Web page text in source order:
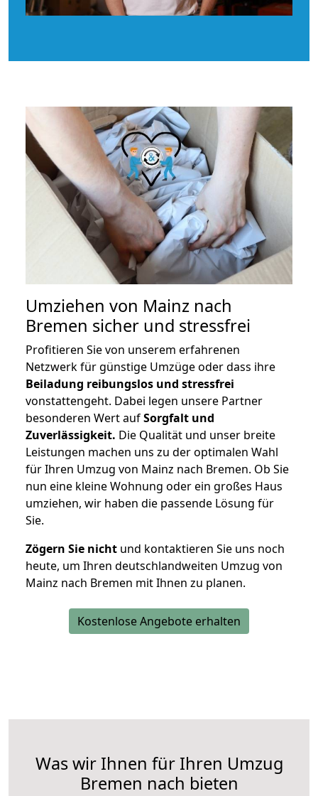
Umziehen von Mainz nach
Bremen sicher und stressfrei
Profitieren Sie von unserem erfahrenen
Netzwerk für günstige Umzüge oder dass ihre
Beiladung reibungslos und stressfrei
vonstattengeht. Dabei legen unsere Partner
besonderen Wert aufSorgfalt und
Zuverlässigkeit. Die Qualität und unser breite
Leistungen machen uns zu der optimalen Wahl
für Ihren Umzug von Mainz nach Bremen. Ob Sie
nun eine kleine Wohnung oder ein großes Haus
umziehen, wir haben die passende Lösung für
Sie.
Zögern Sie nicht und kontaktieren Sie uns noch
heute, um Ihren deutschlandweiten Umzug von
Mainz nach Bremen mit Ihnen zu planen.
Kostenlose Angebote erhalten
Was wir Ihnen für Ihren Umzug
Bremen nach bieten